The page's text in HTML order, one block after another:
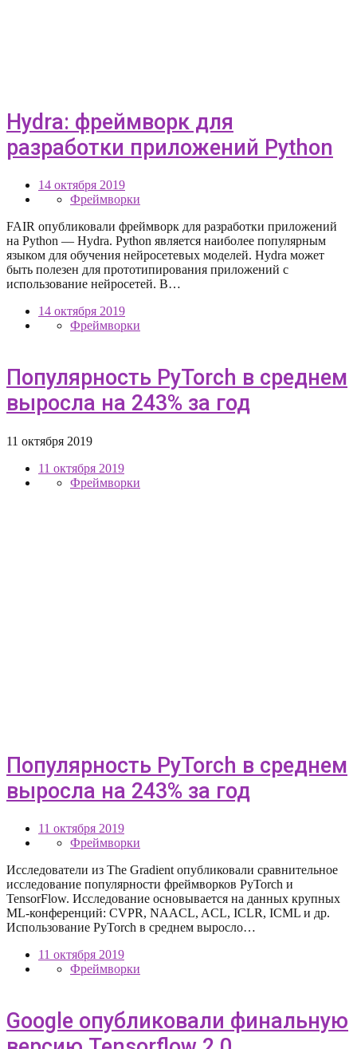
Hydra: фреймворк для
разработки приложений Python
14 октября 2019
Фреймворки
FAIR опубликовали фреймворк для разработки приложений
на Python — Hydra. Python является наиболее популярным
языком для обучения нейросетевых моделей. Hydra может
быть полезен для прототипирования приложений с
использование нейросетей. В…
14 октября 2019
Фреймворки
Популярность PyTorch в среднем
выросла на 243% за год
11 октября 2019
11 октября 2019
Фреймворки
Популярность PyTorch в среднем
выросла на 243% за год
11 октября 2019
Фреймворки
Исследователи из The Gradient опубликовали сравнительное
исследование популярности фреймворков PyTorch и
TensorFlow. Исследование основывается на данных крупных
ML-конференций: CVPR, NAACL, ACL, ICLR, ICML и др.
Использование PyTorch в среднем выросло…
11 октября 2019
Фреймворки
Google опубликовали финальную